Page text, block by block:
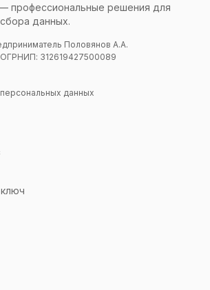
профессиональные решения для
данных.
Половянов А.А.
312619427500089
данных